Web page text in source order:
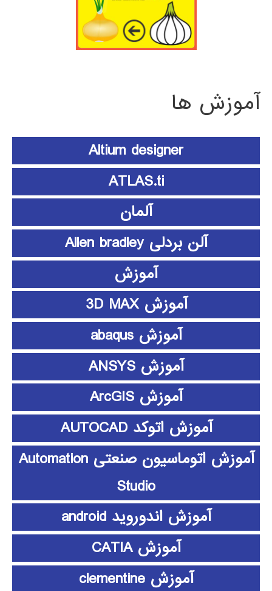
آموزش ها
Altium designer
ATLAS.ti
آلمان
آلن بردلی Allen bradley
آموزش
آموزش 3D MAX
آموزش abaqus
آموزش ANSYS
آموزش ArcGIS
آموزش اتوکد AUTOCAD
آموزش اتوماسیون صنعتی Automation
Studio
آموزش اندوروید android
آموزش CATIA
آموزش clementine